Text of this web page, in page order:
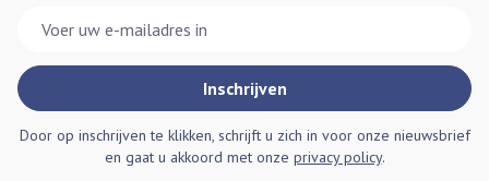
Inschrijven
Door op inschrijven te klikken, schrijft u zich in voor onze nieuwsbrief
en gaat u akkoord met onze privacy policy.